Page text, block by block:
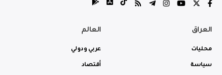
العراق
محليات
سياسة
العالم
عربي ودولي
أقتصاد